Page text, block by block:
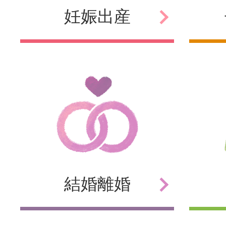
妊娠出産
結婚離婚